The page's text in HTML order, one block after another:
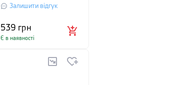
TASTY+, довжина 20 см,
Залишити відгук
539 грн
Є в наявності